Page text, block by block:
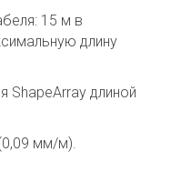
15 м в
длину
ShapeArray длиной
мм/м).